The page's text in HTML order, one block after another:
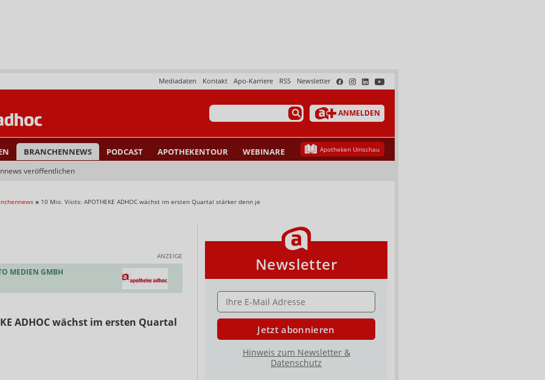
Newsletter
RSS
Apo-Karriere
Kontakt
Mediadaten
ANMELDEN
BRANCHENNEWS PODCAST APOTHEKENTOUR WEBINARE Apotheken Umschau
veröffentlichen
» 10 Mio. Visits: APOTHEKE ADHOC wächst im ersten Quartal stärker denn je
ANZEIGE
MEDIEN GMBH
ADHOC wächst im ersten Quartal
Newsletter
E-MAIL ADRESSE
Jetzt abonnieren
Hinweis zum Newsletter &
Datenschutz